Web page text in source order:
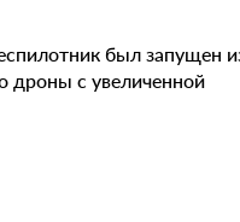
был запущен
дроны с увеличенной